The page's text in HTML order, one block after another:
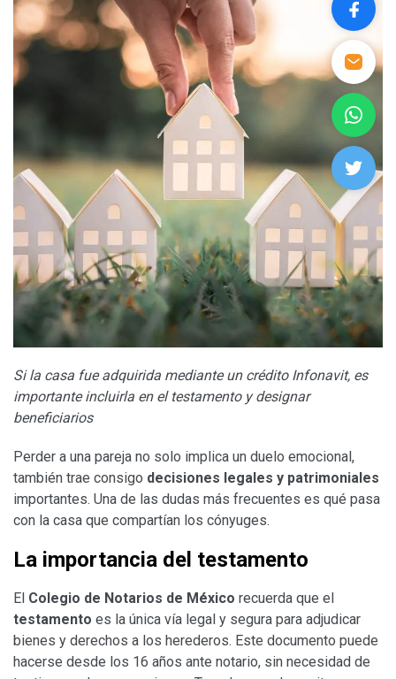
Si la casa fue adquirida mediante un crédito Infonavit, es
importante incluirla en el testamento y designar
beneficiarios
Perder a una pareja no solo implica un duelo emocional,
también trae consigo decisiones legales y patrimoniales
importantes. Una de las dudas más frecuentes es qué pasa
con la casa que compartían los cónyuges.
La importancia del testamento
El Colegio de Notarios de México recuerda que el
testamento es la única vía legal y segura para adjudicar
bienes y derechos a los herederos. Este documento puede
hacerse desde los 16 años ante notario, sin necesidad de